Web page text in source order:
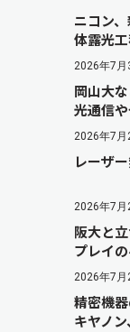
ニコン
体露光
2026年7月
岡山大
光通信
2026年7月
レーザ
2026年7月
阪大と
プレイ
2026年7月
精密機
キヤノ